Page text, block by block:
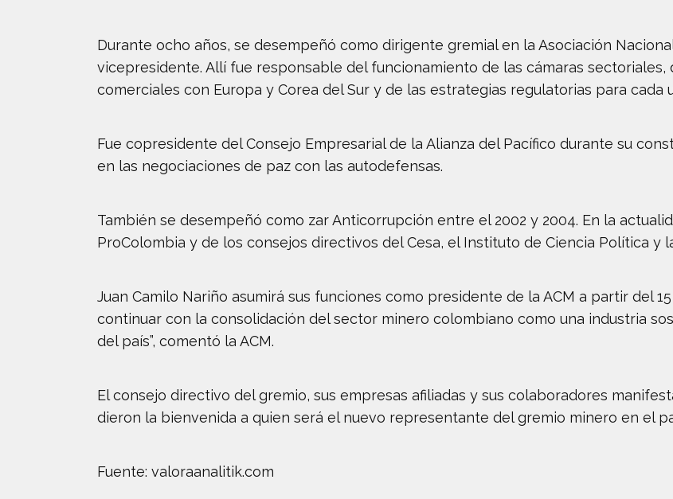
Durante ocho años, se desempeñó como dirigente gremial en la Asociación
vicepresidente. Allí fue responsable del funcionamiento de las cámaras sectoriales,
comerciales con Europa y Corea del Sur y de las estrategias regulatorias para cada
Fue copresidente del Consejo Empresarial de la Alianza del Pacífico durante su
en las negociaciones de paz con las autodefensas.
También se desempeñó como zar Anticorrupción entre el 2002 y 2004. En la
ProColombia y de los consejos directivos del Cesa, el Instituto de Ciencia Política y
Juan Camilo Nariño asumirá sus funciones como presidente de la ACM a partir del
continuar con la consolidación del sector minero colombiano como una industria
del país”, comentó la ACM.
El consejo directivo del gremio, sus empresas afiliadas y sus colaboradores
dieron la bienvenida a quien será el nuevo representante del gremio minero en el
Fuente: valoraanalitik.com